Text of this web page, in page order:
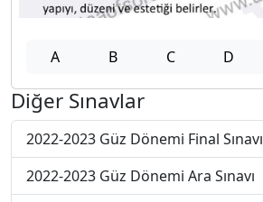
A B C D
Diğer Sınavlar
2022-2023 Güz Dönemi Final Sınavı
2022-2023 Güz Dönemi Ara Sınavı